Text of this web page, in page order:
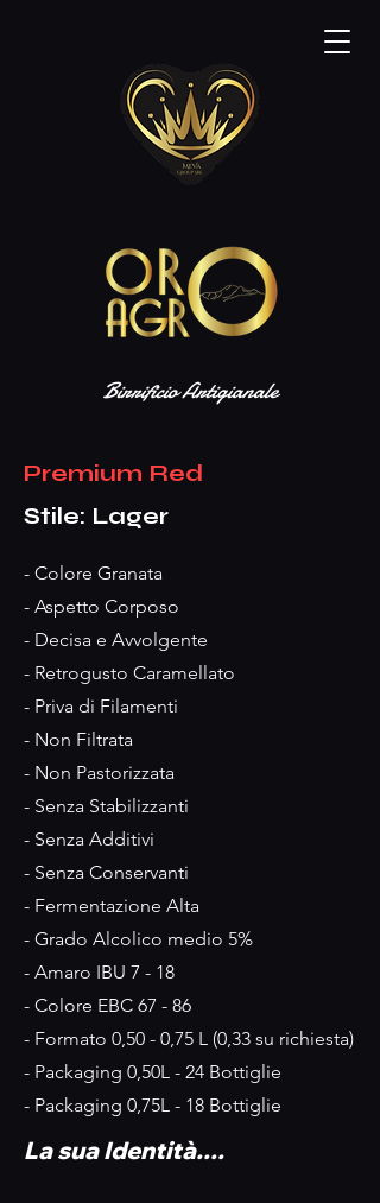
Birrificio Artigianale
Premium Red
Stile: Lager
- Colore Granata
- Aspetto Corposo
- Decisa e Avvolgente
- Retrogusto Caramellato
- Priva di Filamenti
- Non Filtrata
- Non Pastorizzata
- Senza Stabilizzanti
- Senza Additivi
- Senza Conservanti
- Fermentazione Alta
- Grado Alcolico medio 5%
- Amaro IBU 7 - 18
- Colore EBC 67 - 86
- Formato 0,50 - 0,75 L (0,33 su richiesta)
- Packaging 0,50L - 24 Bottiglie
- Packaging 0,75L - 18 Bottiglie
La sua Identità....